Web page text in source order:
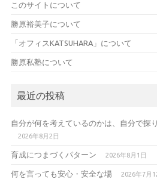
このサイトについて
勝原裕美子について
「オフィスKATSUHARA」について
勝原私塾について
最近の投稿
自分が何を考えているのかは、自分で探
2026年8月2日
育成につまづくパターン 2026年8月1日
何を言っても安心・安全な場 2026年7月